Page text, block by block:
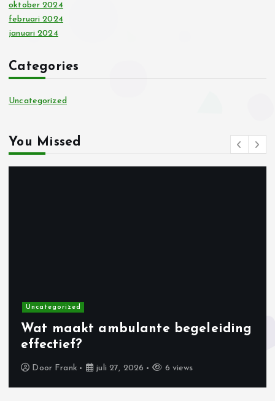
oktober 2024
februari 2024
januari 2024
Categories
Uncategorized
You Missed
Uncategorized
Wat maakt ambulante begeleiding
effectief?
Door Frank juli 27, 2026 6 views